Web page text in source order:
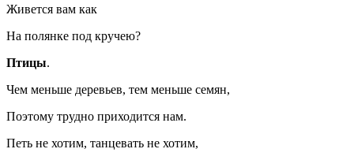
Живется вам как
На полянке под кручею?
Птицы.
Чем меньше деревьев, тем меньше семян,
Поэтому трудно приходится нам.
Петь не хотим, танцевать не хотим,